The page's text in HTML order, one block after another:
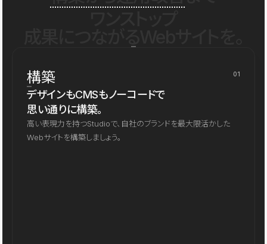
構築 01
デザインもCMSもノーコードで
思い通りに構築。
高い表現力を持つStudioで、自社のブランドを最大限活かした
Webサイトを構築しましょう。